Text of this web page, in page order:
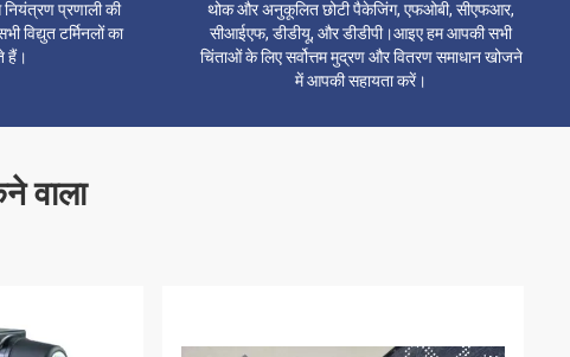
प्रणाली की
विद्युत टर्मिनलों का
हैं।
थोक और अनुकूलित छोटी पैकेजिंग, एफओबी, सीएफआर,
सीआईएफ, डीडीयू, और डीडीपी।आइए हम आपकी सभी
चिंताओं के लिए सर्वोत्तम मुद्रण और वितरण समाधान खोजने
में आपकी सहायता करें।
वाला